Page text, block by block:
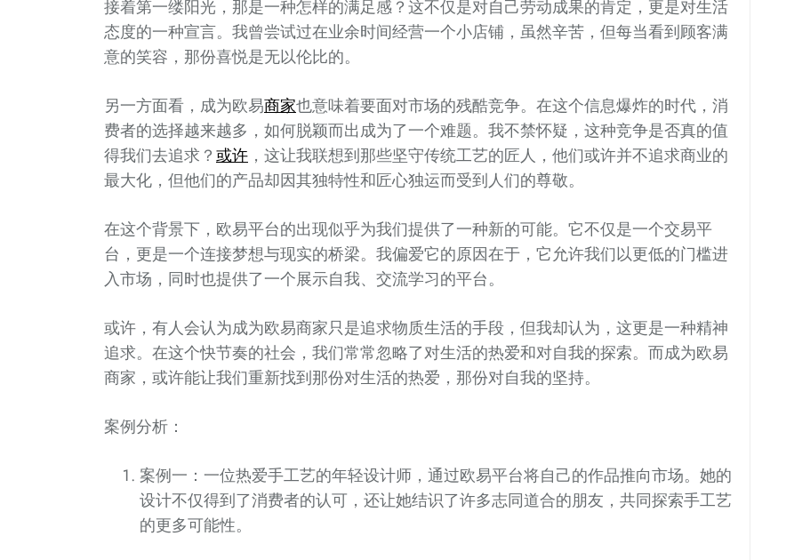
接着第一缕阳光，那是一种怎样的满足感？这不仅是对自己劳动成果的肯定，更是对生活
态度的一种宣言。我曾尝试过在业余时间经营一个小店铺，虽然辛苦，但每当看到顾客满
意的笑容，那份喜悦是无以伦比的。
另一方面看，成为欧易商家也意味着要面对市场的残酷竞争。在这个信息爆炸的时代，消
费者的选择越来越多，如何脱颖而出成为了一个难题。我不禁怀疑，这种竞争是否真的值
得我们去追求？或许 ，这让我联想到那些坚守传统工艺的匠人，他们或许并不追求商业的
最大化，但他们的产品却因其独特性和匠心独运而受到人们的尊敬。
在这个背景下，欧易平台的出现似乎为我们提供了一种新的可能。它不仅是一个交易平
台，更是一个连接梦想与现实的桥梁。我偏爱它的原因在于，它允许我们以更低的门槛进
入市场，同时也提供了一个展示自我、交流学习的平台。
或许，有人会认为成为欧易商家只是追求物质生活的手段，但我却认为，这更是一种精神
追求。在这个快节奏的社会，我们常常忽略了对生活的热爱和对自我的探索。而成为欧易
商家，或许能让我们重新找到那份对生活的热爱，那份对自我的坚持。
案例分析：
案例一：一位热爱手工艺的年轻设计师，通过欧易平台将自己的作品推向市场。她的
设计不仅得到了消费者的认可，还让她结识了许多志同道合的朋友，共同探索手工艺
的更多可能性。